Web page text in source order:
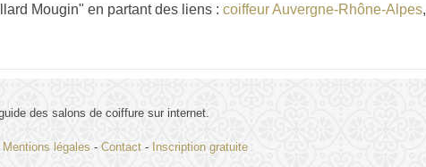
Mougin" en partant des liens : coiffeur Auvergne-Rhône-Alpes,
des salons de coiffure sur internet.
Mentions légales - Contact- Inscription gratuite